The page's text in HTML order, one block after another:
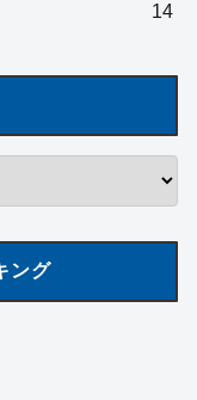
14
ング